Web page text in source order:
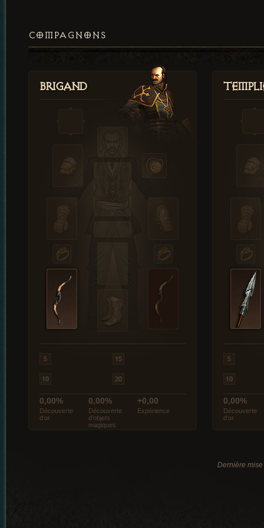
COMPAGNONS
Brigand
0,00%
Découverte
d’or
0,00%
Découverte
d’objets
magiques
+0,00
Expérience
0,00%
Découverte
d’or
Dernière